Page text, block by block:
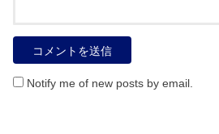
Notify me of new posts by email.